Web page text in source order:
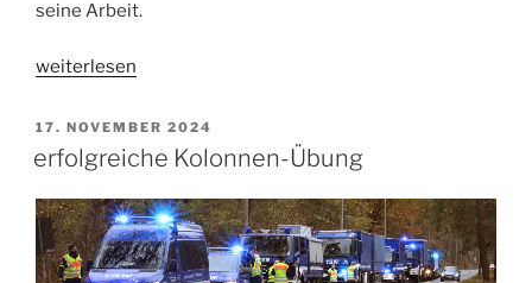
seine Arbeit.
„Lebensmittel
für
die
weiterlesen
VERÖFFENTLICHT
AM
17. NOVEMBER 2024
erfolgreiche Kolonnen-Übung